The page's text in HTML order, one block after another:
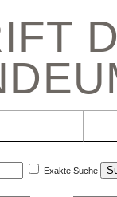
Exakte Suche